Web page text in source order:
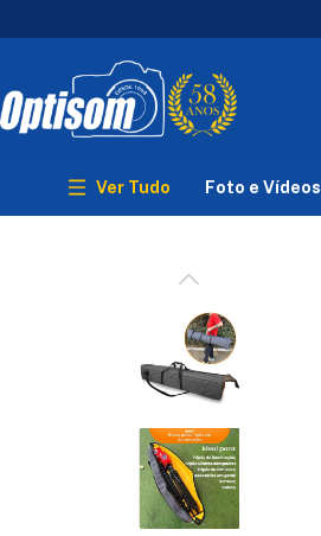
Ver Tudo Foto e Vídeos